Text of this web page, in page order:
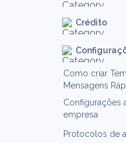
Crédito
Como criar
Mensagens
Configurações
empresa
Protocolos de